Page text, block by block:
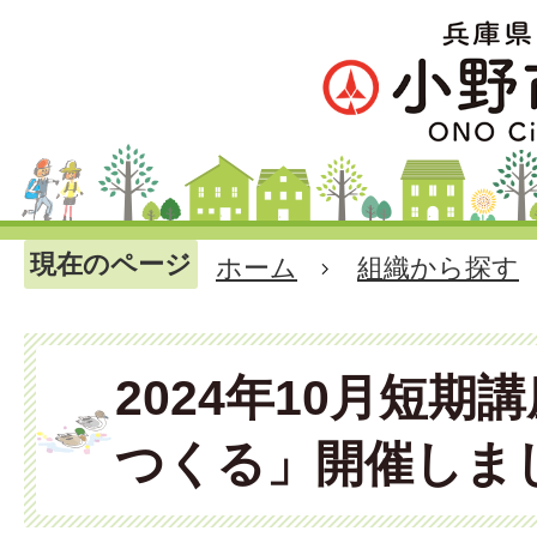
現在のページ ホーム 組織から探す
2024年10月短期
つくる」開催しま